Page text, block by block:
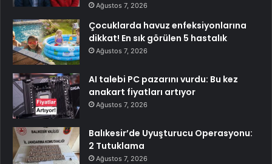
Ağustos 7, 2026
Çocuklarda havuz enfeksiyonlarına
dikkat! En sık görülen 5 hastalık
Ağustos 7, 2026
AI talebi PC pazarını vurdu: Bu kez
anakart fiyatları artıyor
Ağustos 7, 2026
Balıkesir’de Uyuşturucu Operasyonu:
2 Tutuklama
Ağustos 7, 2026